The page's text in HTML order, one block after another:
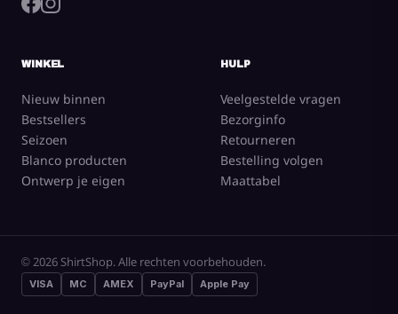
WINKEL
Nieuw binnen
Bestsellers
Seizoen
Blanco producten
Ontwerp je eigen
HULP
Veelgestelde vragen
Bezorginfo
Retourneren
Bestelling volgen
Maattabel
© 2026 ShirtShop. Alle rechten voorbehouden.
VISA MC AMEX PayPal Apple Pay